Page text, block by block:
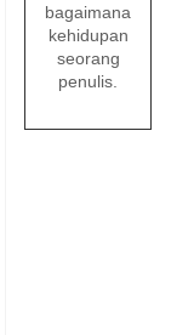
bagaimana
kehidupan
seorang
penulis.